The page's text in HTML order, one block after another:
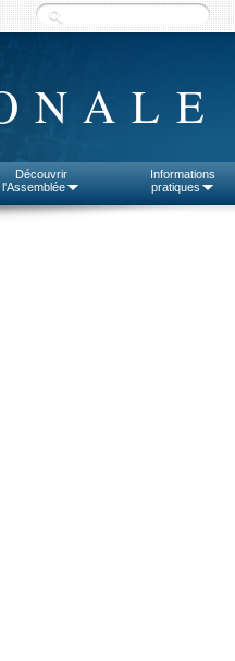
Découvrir
l'Assemblée
Informations
pratiques